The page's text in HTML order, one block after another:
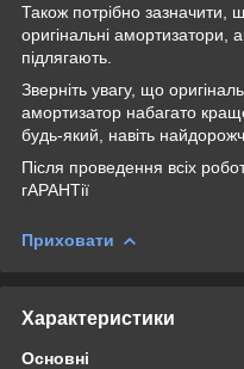
Також потрібно зазначити,
оригінальні амортизатори,
підлягають.
Зверніть увагу, що
амортизатор набагато
будь-який, навіть
Після проведення всіх
гАРАНТії
Приховати
Характеристики
Основні